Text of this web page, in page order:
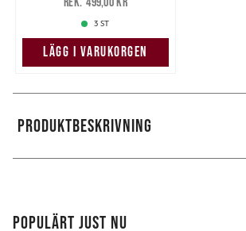
499,00 kr
3 ST
LÄGG I VARUKORGEN
PRODUKTBESKRIVNING
POPULÄRT JUST NU